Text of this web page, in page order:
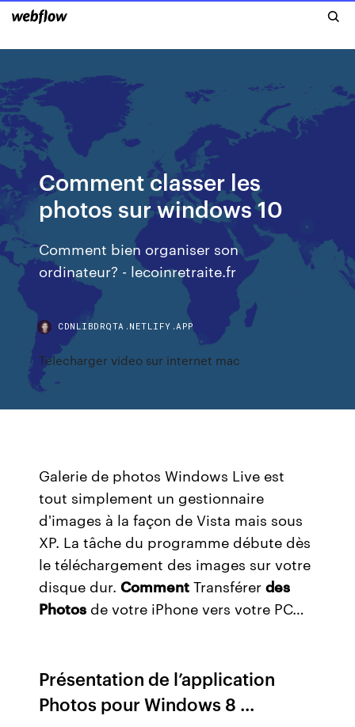
Comment classer les
photos sur windows 10
Comment bien organiser son
ordinateur? - lecoinretraite.fr
CDNLIBDRQTA.NETLIFY.APP
Telecharger video sur internet mac
Galerie de photos Windows Live est
tout simplement un gestionnaire
d'images à la façon de Vista mais sous
XP. La tâche du programme débute dès
le téléchargement des images sur votre
disque dur.Comment Transférerdes
Photos de votre iPhone vers votre PC…
Présentation de l’application
Photos pour Windows 8 ...